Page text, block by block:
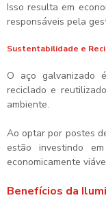
Isso resulta em
responsáveis pela
Sustentabilidade e
O aço galvanizado
reciclado e
ambiente.
Ao optar por postes
estão investindo
economicamente
Benefícios da